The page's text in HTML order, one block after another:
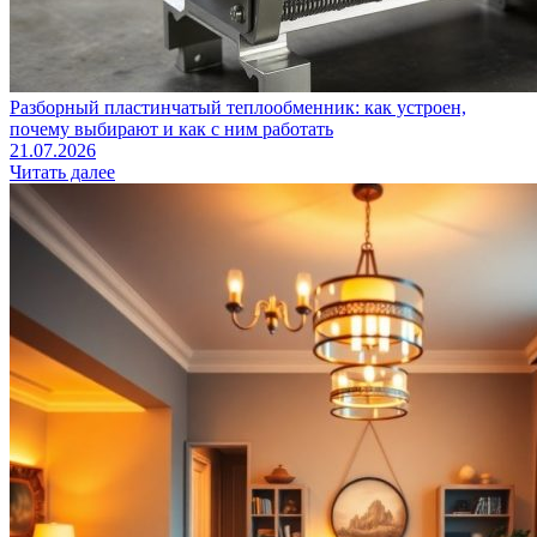
Разборный пластинчатый теплообменник: как устроен,
почему выбирают и как с ним работать
21.07.2026
Читать далее